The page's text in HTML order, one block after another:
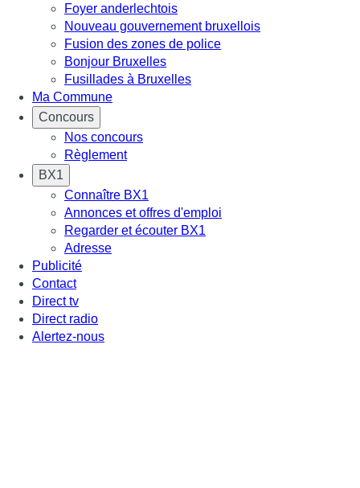
Foyer anderlechtois
Nouveau gouvernement bruxellois
Fusion des zones de police
Bonjour Bruxelles
Fusillades à Bruxelles
Ma Commune
Concours
Nos concours
Règlement
BX1
Connaître BX1
Annonces et offres d'emploi
Regarder et écouter BX1
Adresse
Publicité
Contact
Direct tv
Direct radio
Alertez-nous